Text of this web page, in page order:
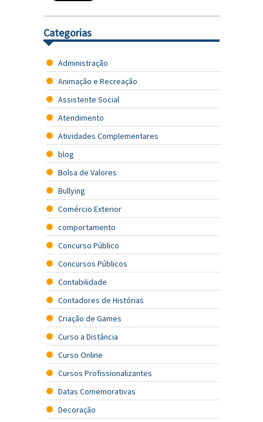
Categorias
Administração
Animação e Recreação
Assistente Social
Atendimento
Atividades Complementares
blog
Bolsa de Valores
Bullying
Comércio Exterior
comportamento
Concurso Público
Concursos Públicos
Contabilidade
Contadores de Histórias
Criação de Games
Curso a Distância
Curso Online
Cursos Profissionalizantes
Datas Comemorativas
Decoração